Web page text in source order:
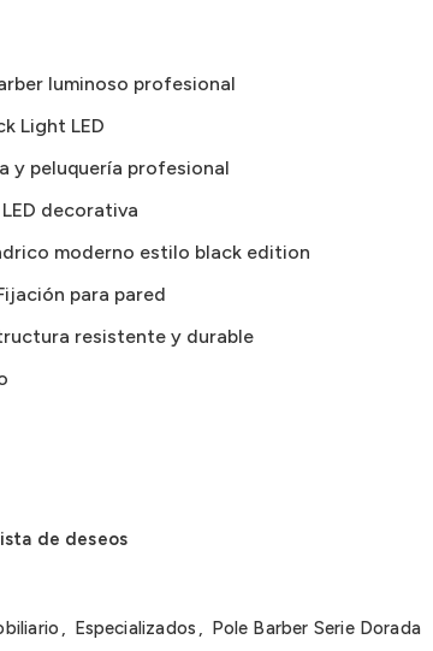
luminoso profesional
Light LED
y peluquería profesional
decorativa
moderno estilo black edition
para pared
resistente y durable
de deseos
, Especializados , Pole Barber Serie Dorada